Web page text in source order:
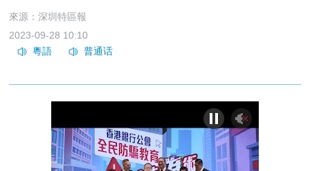
來源：深圳特區報
2023-09-28 10:10